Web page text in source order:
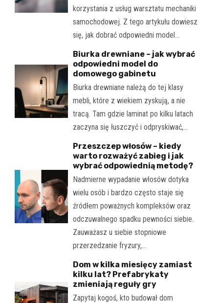
korzystania z usług warsztatu mechaniki
samochodowej. Z tego artykułu dowiesz
się, jak dobrać odpowiedni model…
Biurka drewniane – jak wybrać
odpowiedni model do
domowego gabinetu
Biurka drewniane należą do tej klasy
mebli, które z wiekiem zyskują, a nie
tracą. Tam gdzie laminat po kilku latach
zaczyna się łuszczyć i odpryskiwać,…
Przeszczep włosów – kiedy
warto rozważyć zabieg i jak
wybrać odpowiednią metodę?
Nadmierne wypadanie włosów dotyka
wielu osób i bardzo często staje się
źródłem poważnych kompleksów oraz
odczuwalnego spadku pewności siebie.
Zauważasz u siebie stopniowe
przerzedzanie fryzury,…
Dom w kilka miesięcy zamiast
kilku lat? Prefabrykaty
zmieniają reguły gry
Zapytaj kogoś, kto budował dom